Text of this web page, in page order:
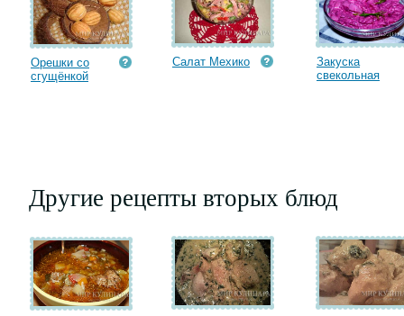
Орешки со
сгущёнкой
Салат Мехико
Закуска
свекольная
Другие рецепты вторых блюд